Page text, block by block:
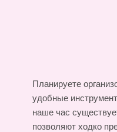
Планируете
удобные
наше час
позволяют ходко